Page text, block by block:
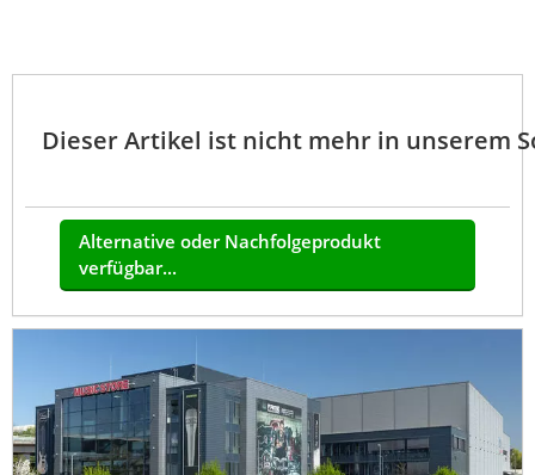
Dieser Artikel ist nicht mehr in unserem
Alternative oder Nachfolgeprodukt
verfügbar...